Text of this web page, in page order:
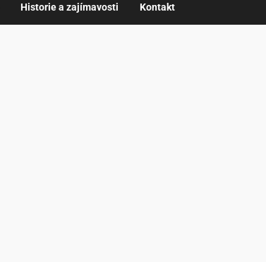
Historie a zajímavosti Kontakt